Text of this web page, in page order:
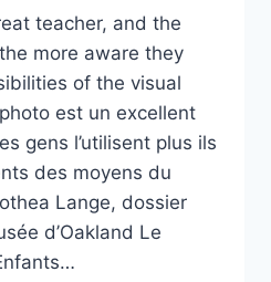
teacher, and the
more aware they
of the visual
photo est un excellent
gens l’utilisent plus ils
des moyens du
Lange, dossier
d’Oakland Le